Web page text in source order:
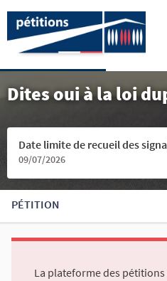
Dites oui à la loi
Date limite de recueil des
09/07/2026
PÉTITION
La plateforme des